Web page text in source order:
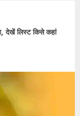
देखें लिस्ट किसे कहां